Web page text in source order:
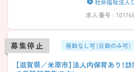
求人番号 :
募集停止 夜勤なし可（日勤のみ可）
【滋賀県／米原市】法人内保育あり！